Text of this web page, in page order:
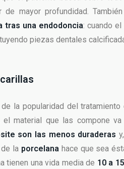
de mayor profundidad.
tras una endodoncia: cuando
piezas dentales
la popularidad del
el material que las compone
son las menos duraderas
la porcelana hace que sea
tienen una vida media de 10 a